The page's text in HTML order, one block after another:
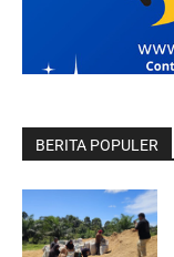
BERITA POPULER